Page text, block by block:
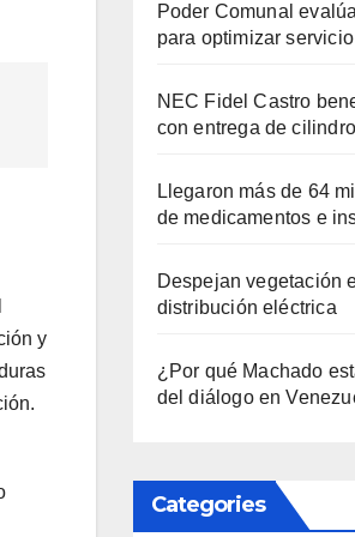
y
Poder Comunal
para optimizar
NEC Fidel Castro
con entrega de
Llegaron más de 64
de medicamentos e
Despejan vegetación
distribución eléctrica
¿Por qué Machado
del diálogo en
Categories